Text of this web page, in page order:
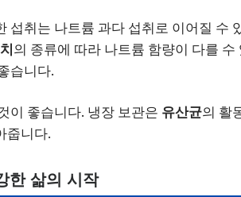
섭취는 나트륨 과다 섭취로 이어질 수
의 종류에 따라 나트륨 함량이 다를
습니다.
이 좋습니다. 냉장 보관은 유산균의 활
줍니다.
한 삶의 시작